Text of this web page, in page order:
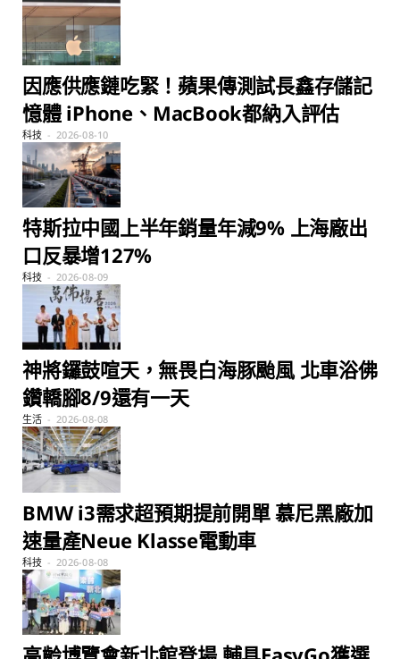
因應供應鏈吃緊！蘋果傳測試長鑫存儲記
憶體 iPhone、MacBook都納入評估
科技 2026-08-10
特斯拉中國上半年銷量年減9% 上海廠出
口反暴增127%
科技 2026-08-09
神將鑼鼓喧天，無畏白海豚颱風 北車浴佛
鑽轎腳8/9還有一天
生活 2026-08-08
BMW i3需求超預期提前開單 慕尼黑廠加
速量產Neue Klasse電動車
科技 2026-08-08